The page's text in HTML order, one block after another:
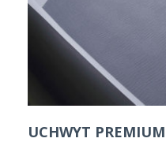
UCHWYT PREMIUM